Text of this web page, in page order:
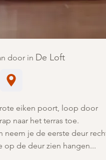
door in De Loft
eiken poort, loop door
naar het terras toe.
neem je de eerste deur
op de deur zien hangen...